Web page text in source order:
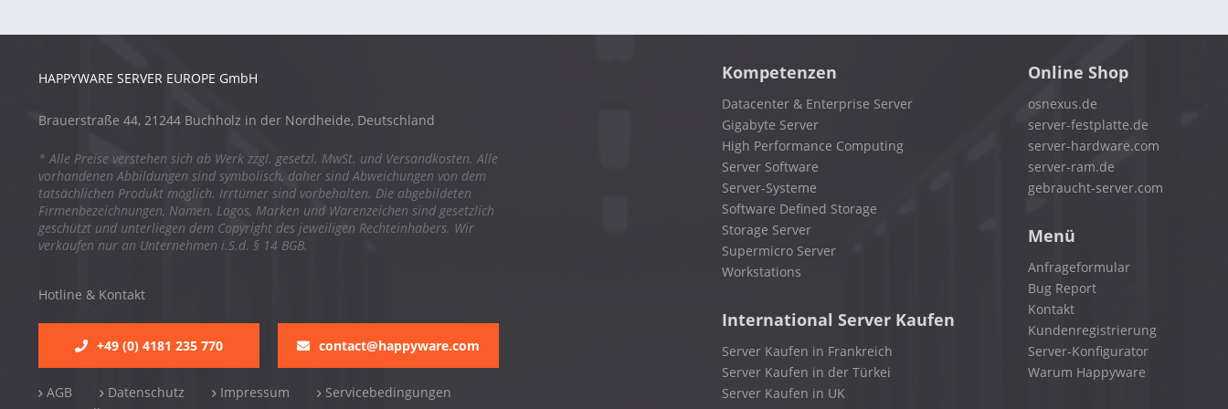
HAPPYWARE SERVER EUROPE GmbH
Brauerstraße 44, 21244 Buchholz in der Nordheide, Deutschland
* Alle Preise verstehen sich ab Werk zzgl. gesetzl. MwSt. und Versandkosten. Alle
vorhandenen Abbildungen sind symbolisch, daher sind Abweichungen von dem
tatsächlichen Produkt möglich. Irrtümer sind vorbehalten. Die abgebildeten
Firmenbezeichnungen, Namen, Logos, Marken und Warenzeichen sind gesetzlich
geschützt und unterliegen dem Copyright des jeweiligen Rechteinhabers. Wir
verkaufen nur an Unternehmen i.S.d. § 14 BGB.
Hotline & Kontakt
+49 (0) 4181 235 770 contact@happyware.com
AGB Datenschutz Impressum
Servicebedingungen
Kompetenzen
Datacenter & Enterprise Server
Gigabyte Server
High Performance Computing
Server Software
Server-Systeme
Software Defined Storage
Storage Server
Supermicro Server
Workstations
International Server Kaufen
Server Kaufen in Frankreich
Server Kaufen in der Türkei
Server Kaufen in UK
Online Shop
osnexus.de
server-festplatte.de
server-hardware.com
server-ram.de
gebraucht-server.com
Menü
Anfrageformular
Bug Report
Kontakt
Kundenregistrierung
Server-Konfigurator
Warum Happyware